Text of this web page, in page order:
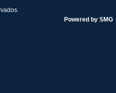
Powered by SMG